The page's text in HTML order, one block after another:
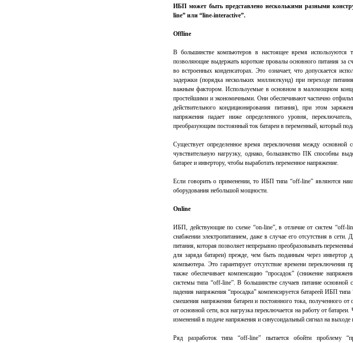
ИБП может быть представлено несколькими разными
line” или “line-interactive”.
Offline
В большинстве компьютеров в настоящее время используются
позволяющие выдержать короткие провалы основного питания за
во встроенных конденсаторах. Это означает, что допускается
задержки (порядка нескольких миллисекунд) при переходе
важным фактором. Используемые в основном в маломощном
простейшими и экономичными. Они обеспечивают частично
действительного кондиционирования питания), при этом
напряжения падает ниже определенного уровня,
преобразующим постоянный ток батареи в переменный, который
Существует определенное время переключения между основной
чувствительную нагрузку, однако, большинство ПК способны
батарее и инвертору, чтобы выработать переменное напряжение.
Если говорить о применении, то ИБП типа “off-line” являются
оборудования небольшой мощности.
Online
ИБП, действующие по схеме “on-line”, в отличие от систем “off-
снабжении электропитанием, даже в случае его отсутствия в сети.
питания, которая позволяет непрерывно преобразовывать
для заряда батареи) прежде, чем быть поданным через инвертор
компьютера. Это гарантирует отсутствие времени
также обеспечивает компенсацию “просадок” (снижение
системы типа “off-line”. В большинстве случаев питание основной
падения напряжения “просадка” компенсируется батареей ИБП
смешения напряжения батареи и постоянного тока, полученного
от основной сети, вся нагрузка переключается на работу от
изменений в подаче напряжения и синусоидальный сигнал на
Ряд разработок типа “off-line” пытается обойти проблему